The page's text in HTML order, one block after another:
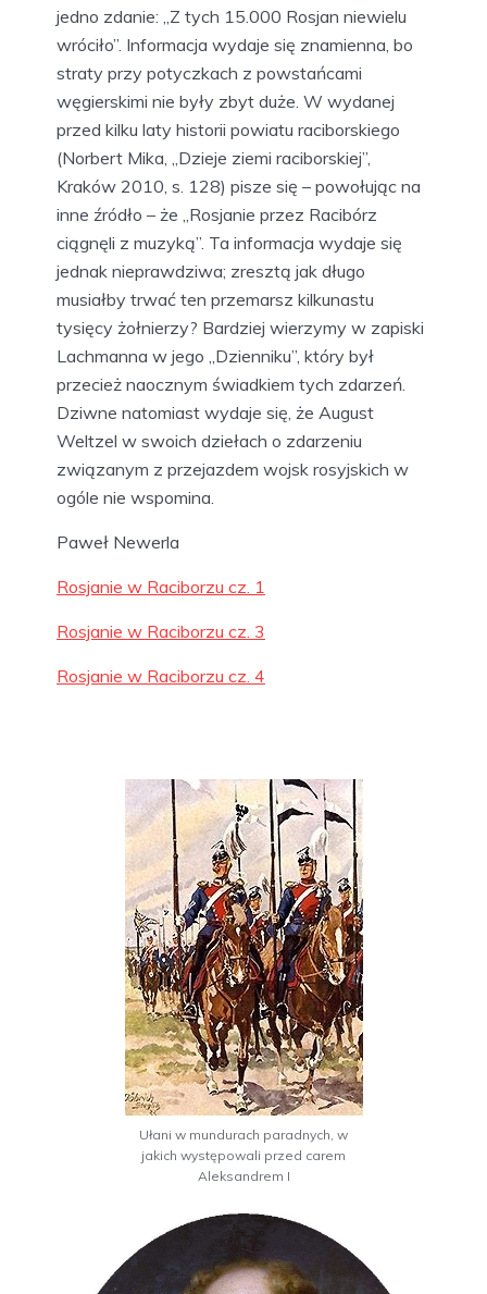
jedno zdanie: „Z tych 15.000 Rosjan niewielu
wróciło”. Informacja wydaje się znamienna, bo
straty przy potyczkach z powstańcami
węgierskimi nie były zbyt duże. W wydanej
przed kilku laty historii powiatu raciborskiego
(Norbert Mika, „Dzieje ziemi raciborskiej”,
Kraków 2010, s. 128) pisze się – powołując na
inne źródło – że „Rosjanie przez Racibórz
ciągnęli z muzyką”. Ta informacja wydaje się
jednak nieprawdziwa; zresztą jak długo
musiałby trwać ten przemarsz kilkunastu
tysięcy żołnierzy? Bardziej wierzymy w zapiski
Lachmanna w jego „Dzienniku”, który był
przecież naocznym świadkiem tych zdarzeń.
Dziwne natomiast wydaje się, że August
Weltzel w swoich dziełach o zdarzeniu
związanym z przejazdem wojsk rosyjskich w
ogóle nie wspomina.
Paweł Newerla
Rosjanie w Raciborzu cz. 1
Rosjanie w Raciborzu cz. 3
Rosjanie w Raciborzu cz. 4
Ułani w mundurach paradnych, w
jakich występowali przed carem
Aleksandrem I